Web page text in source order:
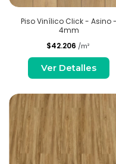
Piso Vinílico Click - Asino -
4mm
$42.206 /m²
Ver Detalles